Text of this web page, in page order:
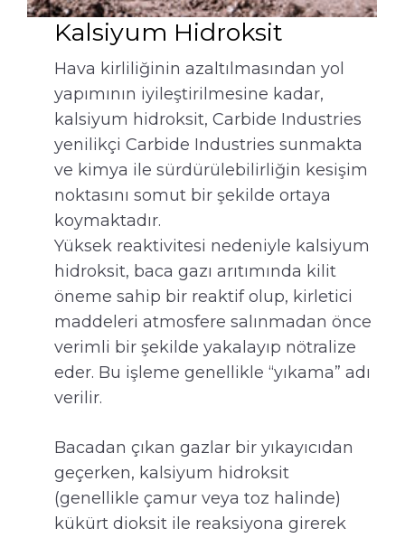
Kalsiyum Hidroksit
Hava kirliliğinin azaltılmasından yol
yapımının iyileştirilmesine kadar,
kalsiyum hidroksit, Carbide Industries
yenilikçi Carbide Industries sunmakta
ve kimya ile sürdürülebilirliğin kesişim
noktasını somut bir şekilde ortaya
koymaktadır.
Yüksek reaktivitesi nedeniyle kalsiyum
hidroksit, baca gazı arıtımında kilit
öneme sahip bir reaktif olup, kirletici
maddeleri atmosfere salınmadan önce
verimli bir şekilde yakalayıp nötralize
eder. Bu işleme genellikle “yıkama” adı
verilir.
Bacadan çıkan gazlar bir yıkayıcıdan
geçerken, kalsiyum hidroksit
(genellikle çamur veya toz halinde)
kükürt dioksit ile reaksiyona girerek